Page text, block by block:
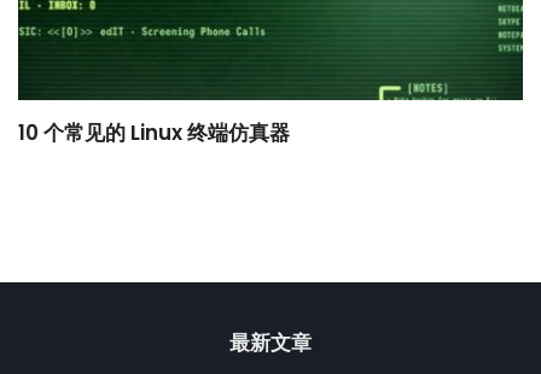
10 个常见的 Linux 终端仿真器
最新文章